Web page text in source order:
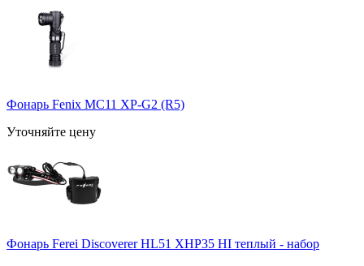
Фонарь Fenix MC11 XP-G2 (R5)
Уточняйте цену
Фонарь Ferei Discoverer HL51 XHP35 HI теплый - набор